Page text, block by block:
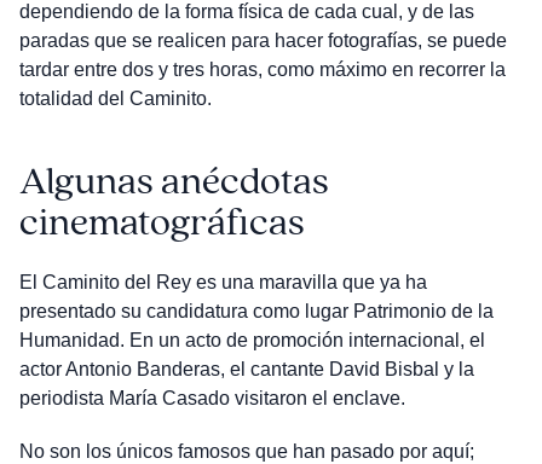
dependiendo de la forma física de cada cual, y de las
paradas que se realicen para hacer fotografías, se puede
tardar entre dos y tres horas, como máximo en recorrer la
totalidad del Caminito.
Algunas anécdotas
cinematográficas
El Caminito del Rey es una maravilla que ya ha
presentado su candidatura como lugar Patrimonio de la
Humanidad. En un acto de promoción internacional, el
actor Antonio Banderas, el cantante David Bisbal y la
periodista María Casado visitaron el enclave.
No son los únicos famosos que han pasado por aquí;